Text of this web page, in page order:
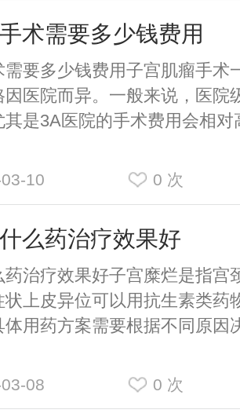
术需要多少钱费用
要多少钱费用子宫肌瘤手术
医院而异。一般来说，医院
是3A医院的手术费用会相对
10 0 次
么药治疗效果好
治疗效果好子宫糜烂是指宫
上皮异位可以用抗生素类药
用药方案需要根据不同原因
08 0 次